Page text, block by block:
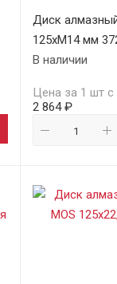
Диск
125хМ14 мм
В наличии
Цена за 1 шт
2 864 ₽